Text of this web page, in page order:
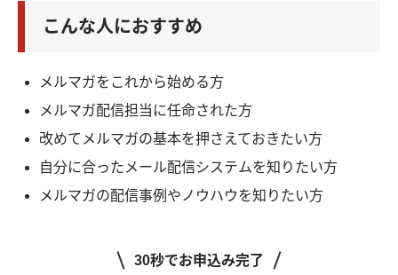
こんな人におすすめ
メルマガをこれから始める方
メルマガ配信担当に任命された方
改めてメルマガの基本を押さえておきたい方
自分に合ったメール配信システムを知りたい方
メルマガの配信事例やノウハウを知りたい方
30秒でお申込み完了